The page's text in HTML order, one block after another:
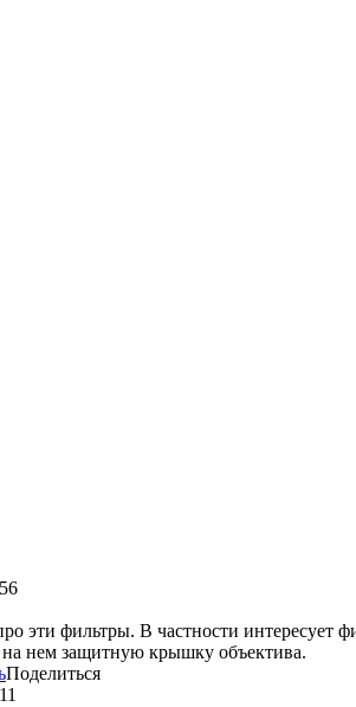
эти фильтры. В частности
нем защитную крышку объектива.
Поделиться